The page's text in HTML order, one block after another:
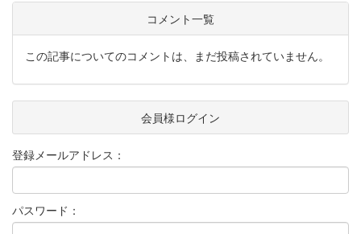
コメント一覧
この記事についてのコメントは、まだ投稿されていません。
会員様ログイン
登録メールアドレス：
パスワード：